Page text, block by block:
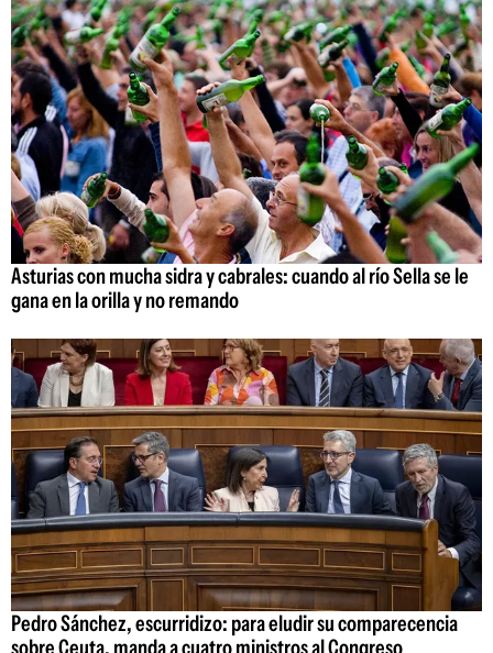
Asturias con mucha sidra y cabrales: cuando al río Sella se le
gana en la orilla y no remando
Pedro Sánchez, escurridizo: para eludir su comparecencia
sobre Ceuta, manda a cuatro ministros al Congreso